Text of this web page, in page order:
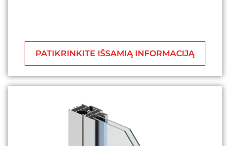
PATIKRINKITE IŠSAMIĄ INFORMACIJĄ